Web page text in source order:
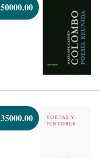
50000.00
35000.00